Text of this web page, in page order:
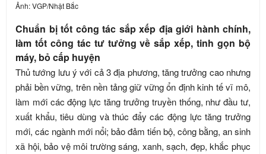
Ảnh: VGP/Nhật Bắc
Chuẩn bị tốt công tác sắp xếp địa giới hành chính,
làm tốt công tác tư tưởng về sắp xếp, tinh gọn bộ
máy, bỏ cấp huyện
Thủ tướng lưu ý với cả 3 địa phương, tăng trưởng cao nhưng
phải bền vững, trên nền tảng giữ vững ổn định kinh tế vĩ mô,
làm mới các động lực tăng trưởng truyền thống, như đầu tư,
xuất khẩu, tiêu dùng và thúc đẩy các động lực tăng trưởng
mới, các ngành mới nổi; bảo đảm tiến bộ, công bằng, an sinh
xã hội, bảo vệ môi trường sáng, xanh, sạch, đẹp, khắc phục